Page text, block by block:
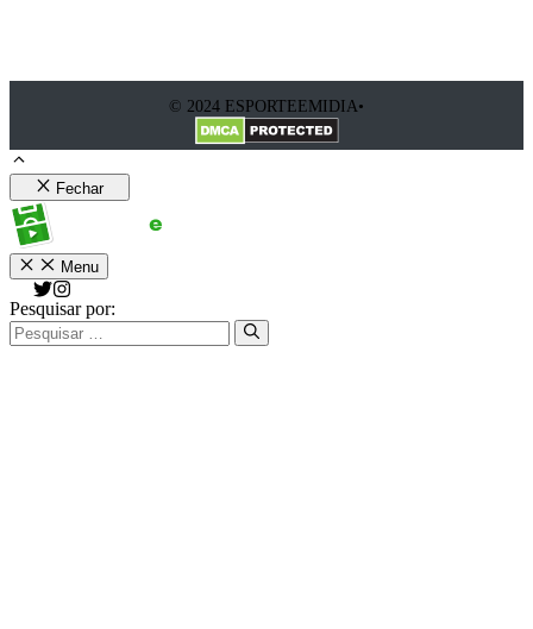
© 2024 ESPORTEEMIDIA•
Fechar
Menu
Pesquisar por: